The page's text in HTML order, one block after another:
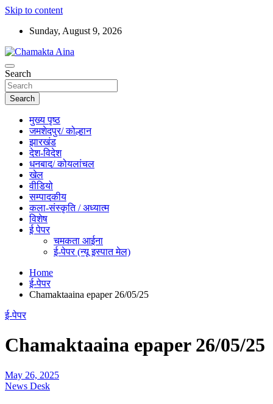
Skip to content
Sunday, August 9, 2026
Chamakta Aina
Hindi News Paper – Jharkhand
Search
Search
मुख्य पृष्ठ
जमशेदपुर/ कोल्हान
झारखंड
देश-विदेश
धनबाद/ कोयलांचल
खेल
वीडियो
सम्पादकीय
कला-संस्कृति / अध्यात्म
विशेष
ई पेपर
चमकता आईना
ई-पेपर (न्यू इस्पात मेल)
Home
ई-पेपर
Chamaktaaina epaper 26/05/25
ई-पेपर
Chamaktaaina epaper 26/05/25
May 26, 2025
News Desk